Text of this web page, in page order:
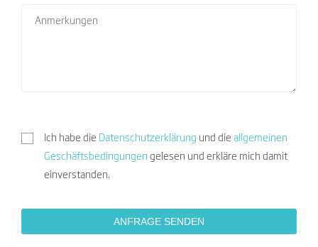
Ich habe die Datenschutzerklärung und die allgemeinen
Geschäftsbedingungen gelesen und erkläre mich damit
einverstanden.